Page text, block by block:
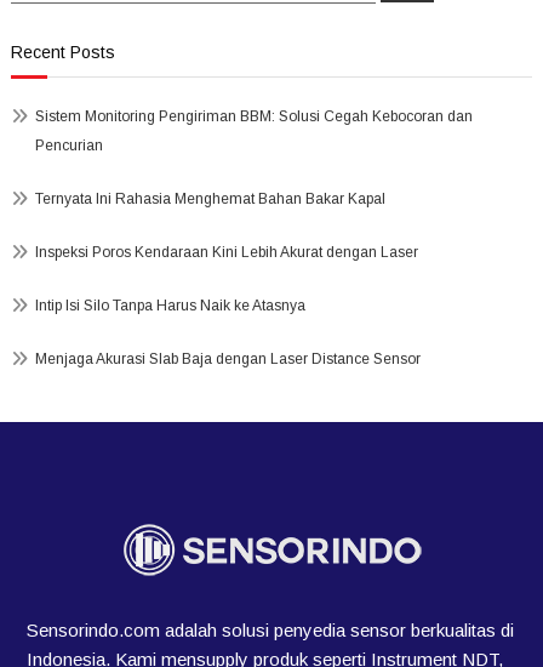
Recent Posts
Sistem Monitoring Pengiriman BBM: Solusi Cegah Kebocoran dan
Pencurian
Ternyata Ini Rahasia Menghemat Bahan Bakar Kapal
Inspeksi Poros Kendaraan Kini Lebih Akurat dengan Laser
Intip Isi Silo Tanpa Harus Naik ke Atasnya
Menjaga Akurasi Slab Baja dengan Laser Distance Sensor
Sensorindo.com adalah solusi penyedia sensor berkualitas di
Indonesia. Kami mensupply produk seperti Instrument NDT,